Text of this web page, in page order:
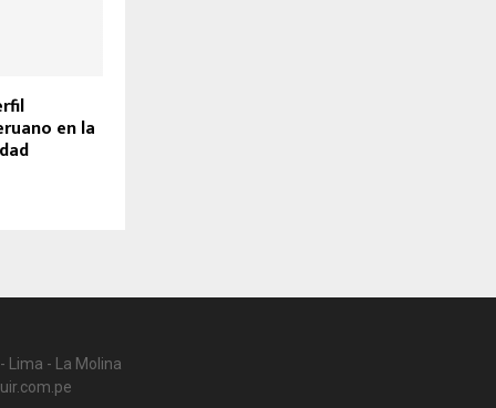
en la
Lima - La Molina